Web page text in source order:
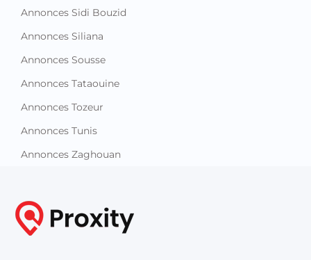
Annonces Sidi Bouzid
Annonces Siliana
Annonces Sousse
Annonces Tataouine
Annonces Tozeur
Annonces Tunis
Annonces Zaghouan